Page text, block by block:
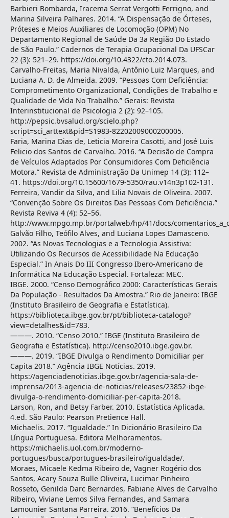
Barbieri Bombarda, Iracema Serrat Vergotti Ferrigno, and
Marina Silveira Palhares. 2014. “A Dispensação de Órteses,
Próteses e Meios Auxiliares de Locomoção (OPM) No
Departamento Regional de Saúde Da 3a Região Do Estado
de São Paulo.” Cadernos de Terapia Ocupacional Da UFSCar
22 (3): 521–29. https://doi.org/10.4322/cto.2014.073.
Carvalho-Freitas, Maria Nivalda, Antônio Luiz Marques, and
Luciana A. D. de Almeida. 2009. “Pessoas Com Deficiência:
Comprometimento Organizacional, Condições de Trabalho e
Qualidade de Vida No Trabalho.” Gerais: Revista
Interinstitucional de Psicologia 2 (2): 92–105.
http://pepsic.bvsalud.org/scielo.php?
script=sci_arttext&pid=S1983-82202009000200005.
Faria, Marina Dias de, Leticia Moreira Casotti, and José Luis
Felicio dos Santos de Carvalho. 2016. “A Decisão de Compra
de Veículos Adaptados Por Consumidores Com Deficiência
Motora.” Revista de Administração Da Unimep 14 (3): 112–
41. https://doi.org/10.15600/1679-5350/rau.v14n3p102-131.
Ferreira, Vandir da Silva, and Lilia Novais de Oliveira. 2007.
“Convenção Sobre Os Direitos Das Pessoas Com Deficiência.”
Revista Reviva 4 (4): 52–56.
http://www.mpgo.mp.br/portalweb/hp/41/docs/
Galvão Filho, Teófilo Alves, and Luciana Lopes Damasceno.
2002. “As Novas Tecnologias e a Tecnologia Assistiva:
Utilizando Os Recursos de Acessibilidade Na Educação
Especial.” In Anais Do III Congresso Ibero-Americano de
Informática Na Educação Especial. Fortaleza: MEC.
IBGE. 2000. “Censo Demográfico 2000: Características Gerais
Da População - Resultados Da Amostra.” Rio de Janeiro: IBGE
(Instituto Brasileiro de Geografia e Estatística).
https://biblioteca.ibge.gov.br/pt/biblioteca-catalogo?
view=detalhes&id=783.
———. 2010. “Censo 2010.” IBGE (Instituto Brasileiro de
Geografia e Estatística). http://censo2010.ibge.gov.br.
———. 2019. “IBGE Divulga o Rendimento Domiciliar per
Capita 2018.” Agência IBGE Notícias. 2019.
https://agenciadenoticias.ibge.gov.br/agencia-sala-de-
imprensa/2013-agencia-de-noticias/releases/23852-ibge-
divulga-o-rendimento-domiciliar-per-capita-2018.
Larson, Ron, and Betsy Farber. 2010. Estatística Aplicada.
4.ed. São Paulo: Pearson Pretience Hall.
Michaelis. 2017. “Igualdade.” In Dicionário Brasileiro Da
Língua Portuguesa. Editora Melhoramentos.
https://michaelis.uol.com.br/moderno-
portugues/busca/portugues-brasileiro/igualdade/.
Moraes, Micaele Kedma Ribeiro de, Vagner Rogério dos
Santos, Acary Souza Bulle Oliveira, Lucimar Pinheiro
Rosseto, Genilda Darc Bernardes, Fabiane Alves de Carvalho
Ribeiro, Viviane Lemos Silva Fernandes, and Samara
Lamounier Santana Parreira. 2016. “Benefícios Da